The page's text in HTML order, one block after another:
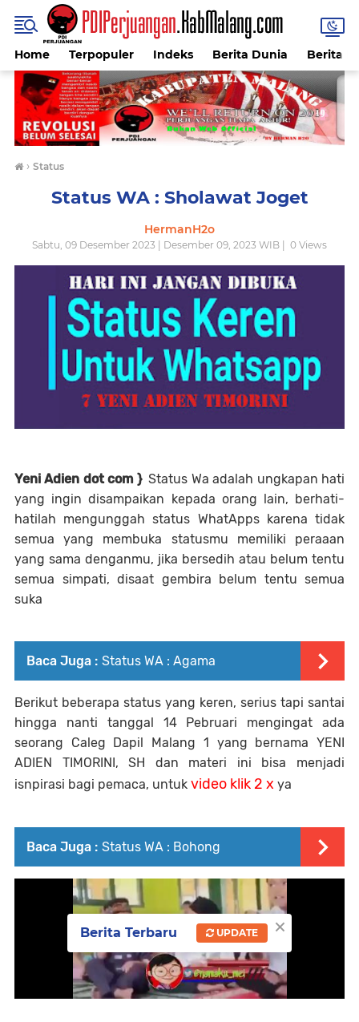
Home Terpopuler Indeks Berita Dunia Berita
› Status
Status WA : Sholawat Joget
HermanH2o
Sabtu, 09 Desember 2023 | Desember 09, 2023 WIB | 0 Views
Yeni Adien dot com }Status Wa adalah ungkapan hati
yang ingin disampaikan kepada orang lain, berhati-
hatilah mengunggah status WhatApps karena tidak
semua yang membuka statusmu memiliki peraaan
yang sama denganmu, jika bersedih atau belum tentu
semua simpati, disaat gembira belum tentu semua
suka
Baca Juga : Status WA : Agama
Berikut beberapa status yang keren, serius tapi santai
hingga nanti tanggal 14 Pebruari mengingat ada
seorang Caleg Dapil Malang 1 yang bernama YENI
ADIEN TIMORINI, SH dan materi ini bisa menjadi
isnpirasi bagi pemaca, untuk video klik 2 x ya
Baca Juga : Status WA : Bohong
×
Berita Terbaru UPDATE